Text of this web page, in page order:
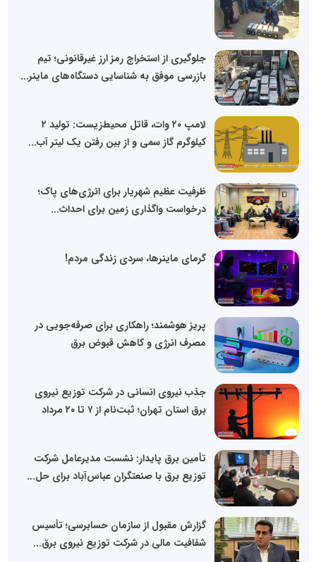
جلوگیری از استخراج رمز ارز غیرقانونی؛ تیم
بازرسی موفق به شناسایی دستگاه‌های ماینر...
لامپ ۲۰ وات، قاتل محیط‌زیست: تولید ۲
کیلوگرم گاز سمی و از بین رفتن یک لیتر آب...
ظرفیت عظیم شهریار برای انرژی‌های پاک؛
درخواست واگذاری زمین برای احداث...
گرمای ماینرها، سردی زندگی مردم!
پریز هوشمند؛ راهکاری برای صرفه‌جویی در
مصرف انرژی و کاهش قبوض برق
جذب نیروی انسانی در شرکت توزیع نیروی
برق استان تهران؛ ثبت‌نام از ۷ تا ۲۰ مرداد
تأمین برق پایدار: نشست مدیرعامل شرکت
توزیع برق با صنعتگران عباس‌آباد برای حل...
گزارش مقبول از سازمان حسابرسی؛ تأسیس
شفافیت مالی در شرکت توزیع نیروی برق...